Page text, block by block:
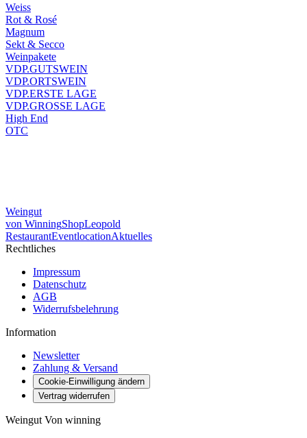
Weiss
Rot & Rosé
Magnum
Sekt & Secco
Weinpakete
VDP.GUTSWEIN
VDP.ORTSWEIN
VDP.ERSTE LAGE
VDP.GROSSE LAGE
High End
OTC
Weingut
von WinningShopLeopold
RestaurantEventlocationAktuelles
Rechtliches
Impressum
Datenschutz
AGB
Widerrufsbelehrung
Information
Newsletter
Zahlung & Versand
Cookie-Einwilligung ändern
Vertrag widerrufen
Weingut Von winning